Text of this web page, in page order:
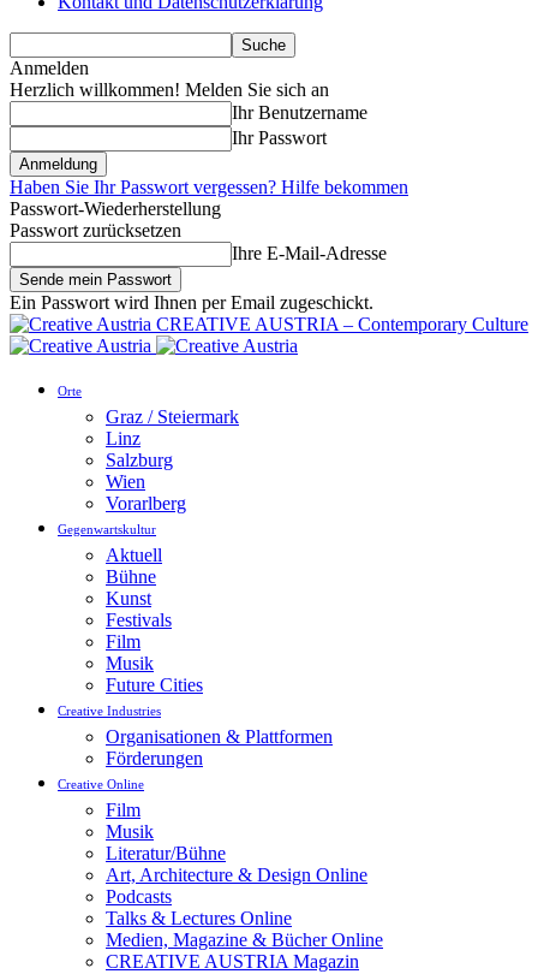
Anmelden
Herzlich willkommen! Melden Sie sich an
Ihr Benutzername
Ihr Passwort
Haben Sie Ihr Passwort vergessen? Hilfe bekommen
Passwort-Wiederherstellung
Passwort zurücksetzen
Ihre E-Mail-Adresse
Ein Passwort wird Ihnen per Email zugeschickt.
CREATIVE AUSTRIA – Contemporary Culture
Orte
Graz / Steiermark
Linz
Salzburg
Wien
Vorarlberg
Gegenwartskultur
Aktuell
Bühne
Kunst
Festivals
Film
Musik
Future Cities
Creative Industries
Organisationen & Plattformen
Förderungen
Creative Online
Film
Musik
Literatur/Bühne
Art, Architecture & Design Online
Podcasts
Talks & Lectures Online
Medien, Magazine & Bücher Online
CREATIVE AUSTRIA Magazin